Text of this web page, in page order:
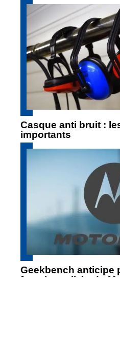
Casque anti bruit :
importants
Geekbench anticipe
fonctionnalités du